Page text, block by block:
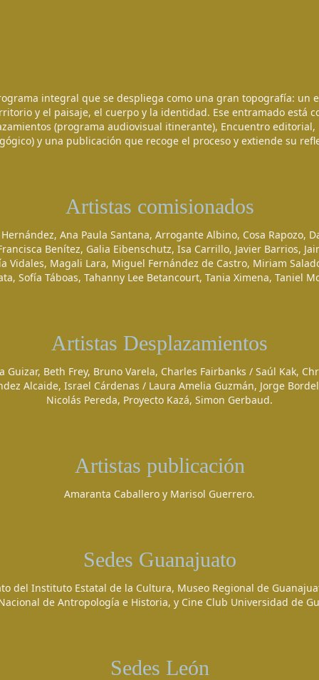
integral que se despliega como una gran topografía: un
y el paisaje, el cuerpo y la identidad. Ese entramado está
(programa audiovisual itinerante), Encuentro
y una publicación que recoge el proceso y extiende su
Artistas comisionados
Ana Paula Santana, Arrogante Albino, Cosa Rapozo,
Benítez, Galia Eibenschutz, Isa Carrillo, Javier Barrios,
Vidales, Magali Lara, Miguel Fernández de Castro, Miriam
Sofía Táboas, Tahanny Lee Betancourt, Tania Ximena, Taniel
Artistas Desplazamientos
Guizar, Beth Frey, Bruno Varela, Charles Fairbanks / Saúl Kak,
Alcaide, Israel Cárdenas / Laura Amelia Guzmán, Jorge
Nicolás Pereda, Proyecto Kazá, Simon Gerbaud.
Artistas publicación
Amaranta Caballero y Marisol Guerrero.
Sedes Guanajuato
del Instituto Estatal de la Cultura, Museo Regional de
de Antropología e Historia, y Cine Club Universidad de
Sedes León